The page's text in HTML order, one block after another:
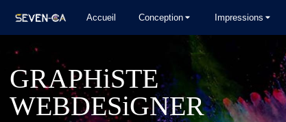
Accueil Conception Impressions
GRAPHiSTE
WEBDESiGNER